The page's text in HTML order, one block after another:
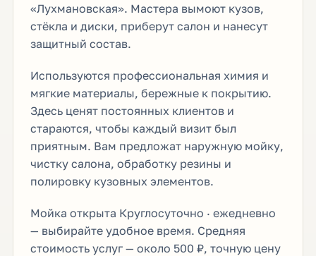
«Лухмановская». Мастера вымоют кузов,
стёкла и диски, приберут салон и нанесут
защитный состав.
Используются профессиональная химия и
мягкие материалы, бережные к покрытию.
Здесь ценят постоянных клиентов и
стараются, чтобы каждый визит был
приятным. Вам предложат наружную мойку,
чистку салона, обработку резины и
полировку кузовных элементов.
Мойка открыта Круглосуточно · ежедневно
— выбирайте удобное время. Средняя
стоимость услуг — около 500 ₽, точную цену